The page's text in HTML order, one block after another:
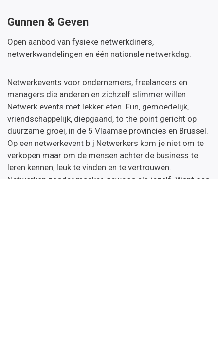
Gunnen & Geven
Open aanbod van fysieke netwerkdiners,
netwerkwandelingen en één nationale netwerkdag.
Netwerkevents voor ondernemers, freelancers en
managers die anderen en zichzelf slimmer willen
Netwerk events met lekker eten. Fun, gemoedelijk,
vriendschappelijk, diepgaand, to the point gericht op
duurzame groei, in de 5 Vlaamse provincies en Brussel.
Op een netwerkevent bij Netwerkers kom je niet om te
verkopen maar om de mensen achter de business te
leren kennen, leuk te vinden en te vertrouwen.
Netwerken zonder masker, gewoon als jezelf. Want dan